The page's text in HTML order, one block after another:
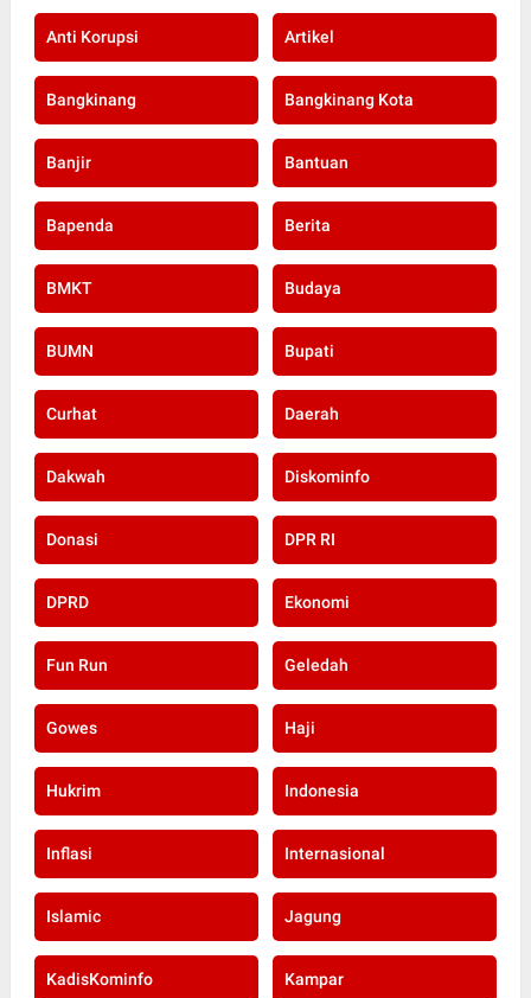
Anti Korupsi Artikel
Bangkinang Bangkinang Kota
Banjir Bantuan
Bapenda Berita
BMKT Budaya
BUMN Bupati
Curhat Daerah
Dakwah Diskominfo
Donasi DPR RI
DPRD Ekonomi
Fun Run Geledah
Gowes Haji
Hukrim Indonesia
Inflasi Internasional
Islamic Jagung
KadisKominfo Kampar